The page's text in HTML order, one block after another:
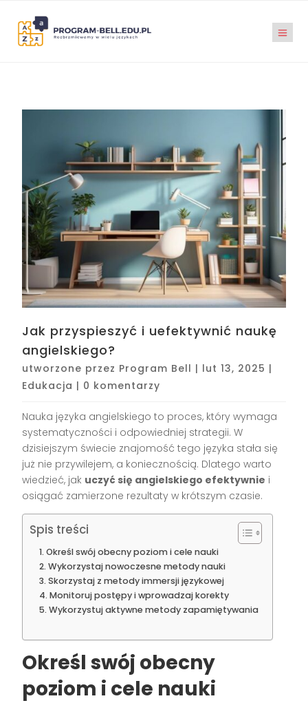
Jak przyspieszyć i uefektywnić naukę
angielskiego?
utworzone przez Program Bell | lut 13, 2025 |
Edukacja | 0 komentarzy
Nauka języka angielskiego to proces, który wymaga
systematyczności i odpowiedniej strategii. W
dzisiejszym świecie znajomość tego języka stała się
już nie przywilejem, a koniecznością. Dlatego warto
wiedzieć, jak uczyć się angielskiego efektywnie i
osiągać zamierzone rezultaty w krótszym czasie.
Spis treści
Określ swój obecny poziom i cele nauki
Wykorzystaj nowoczesne metody nauki
Skorzystaj z metody immersji językowej
Monitoruj postępy i wprowadzaj korekty
Wykorzystuj aktywne metody zapamiętywania
Określ swój obecny
poziom i cele nauki